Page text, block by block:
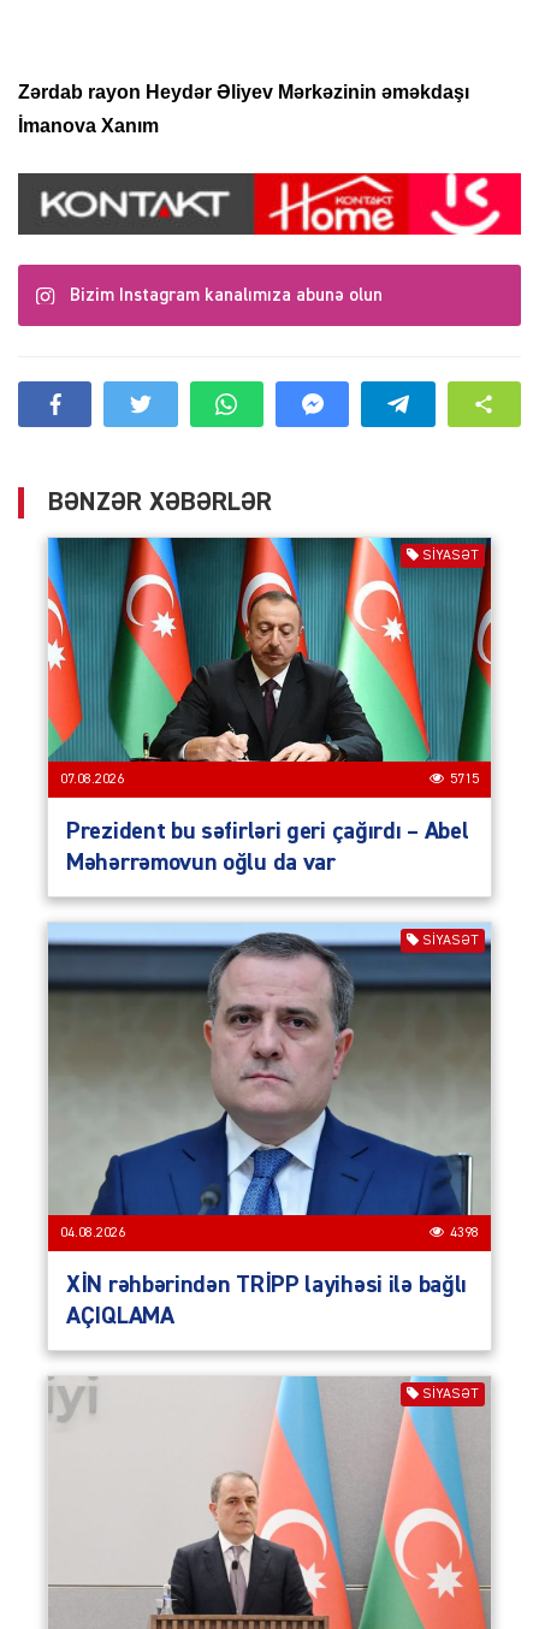
Zərdab rayon Heydər Əliyev Mərkəzinin əməkdaşı
İmanova Xanım
Bizim Instagram kanalımıza abunə olun
BƏNZƏR XƏBƏRLƏR
SIYASƏT
07.08.2026 5715
Prezident bu səfirləri geri çağırdı – Abel
Məhərrəmovun oğlu da var
SIYASƏT
04.08.2026 4398
XİN rəhbərindən TRİPP layihəsi ilə bağlı
AÇIQLAMA
SIYASƏT